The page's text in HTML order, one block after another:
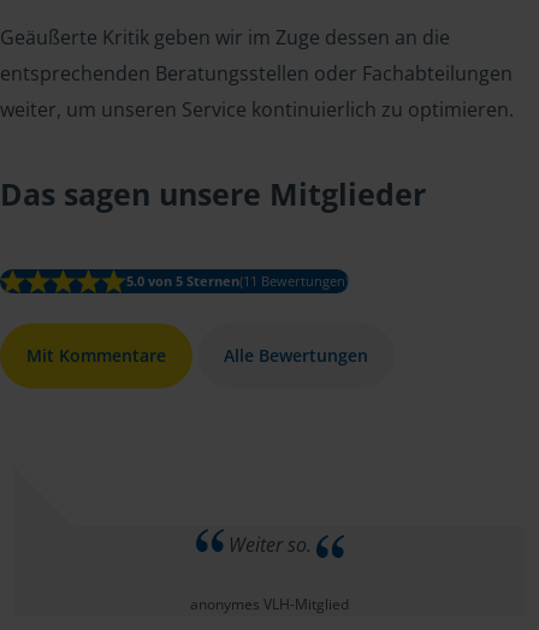
Geäußerte Kritik geben wir im Zuge dessen an die
entsprechenden Beratungsstellen oder Fachabteilungen
weiter, um unseren Service kontinuierlich zu optimieren.
Das sagen unsere Mitglieder
5.0 von 5 Sternen(11 Bewertungen)
Mit Kommentare Alle Bewertungen
Weiter so.
anonymes VLH-Mitglied